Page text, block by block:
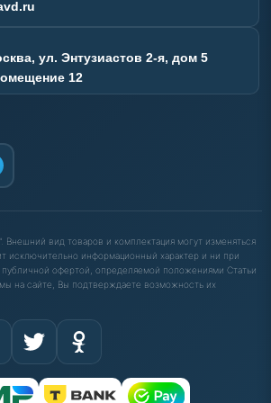
ул. Энтузиастов 2-я, дом 5
12
вид товаров и комплектация могут изменяться
исключительно информационный характер и ни при
публичной офертой, определяемой положениями Статьи
на сайте, Вы подтверждаете возможность их